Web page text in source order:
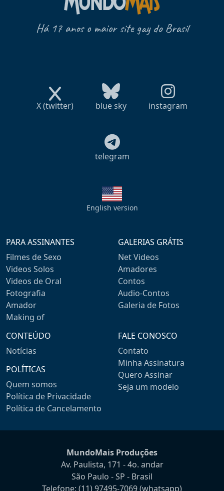
Há 17 anos o maior site gay do Brasil
X (twitter) blue sky instagram
telegram
English version
PARA ASSINANTES
Filmes de Sexo
Videos Solos
Videos de Oral
Fotografia
Amador
Making of
GALERIAS GRÁTIS
Net Videos
Amadores
Contos
Audio-Contos
Galeria de Fotos
CONTEÚDO
Notícias
POLÍTICAS
Quem somos
Política de Privacidade
Política de Cancelamento
FALE CONOSCO
Contato
Minha Assinatura
Quero Assinar
Seja um modelo
MundoMais Produções
Av. Paulista, 171 - 4o. andar
São Paulo - SP - Brasil
Telefone: (11) 97495-7069(whatsapp)